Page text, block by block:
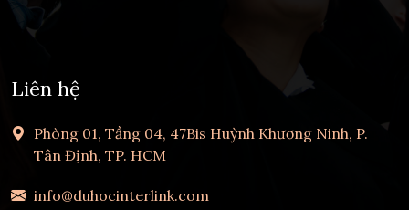
Liên hệ
Phòng 01, Tầng 04, 47Bis Huỳnh Khương Ninh, P.
Tân Định, TP. HCM
info@duhocinterlink.com